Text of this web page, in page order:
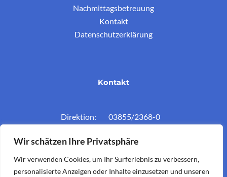
Wir schätzen Ihre Privatsphäre
Wir verwenden Cookies, um Ihr Surferlebnis zu verbessern,
personalisierte Anzeigen oder Inhalte einzusetzen und unseren
Nachmittagsbetreuung
Kontakt
Datenschutzerklärung
Kontakt
Direktion: 03855/2368-0
Mail: vs.krieglach@twin.at